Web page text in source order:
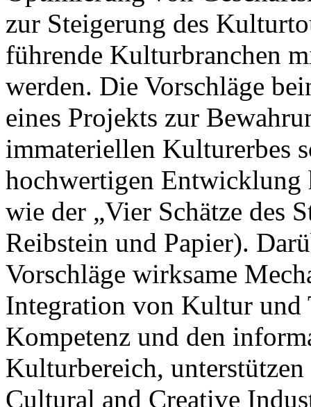
zur Steigerung des
führende Kulturbranchen
werden. Die Vorschläge
eines Projekts zur
immateriellen Kulturerbes
hochwertigen Entwicklung
wie der „Vier Schätze des
Reibstein und Papier).
Vorschläge wirksame
Integration von Kultur und
Kompetenz und den
Kulturbereich,
Cultural and Creative